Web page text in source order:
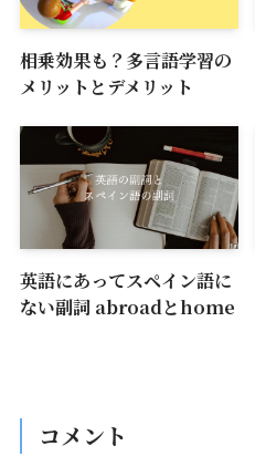
相乗効果も？多言語学習の
メリットとデメリット
英語にあってスペイン語に
ない副詞 abroadとhome
コメント